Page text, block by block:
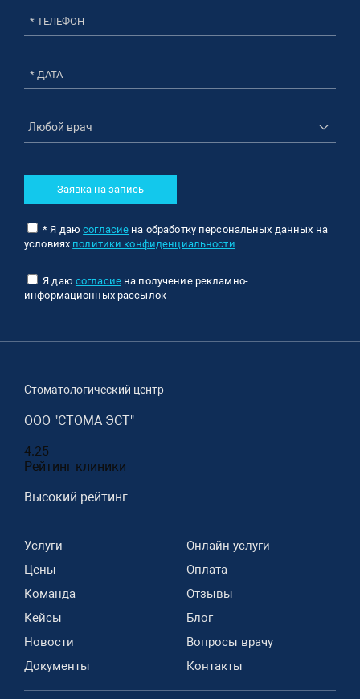
* ДАТА
Заявка на запись
* Я даюсогласие на обработку персональных данных на
условиях политики конфиденциальности
Я даю согласиена получение рекламно-
информационных рассылок
Стоматологический центр
ООО "СТОМА ЭСТ"
4.25
Рейтинг клиники
Высокий рейтинг
Услуги
Онлайн услуги
Цены
Оплата
Команда
Отзывы
Кейсы
Блог
Новости
Вопросы врачу
Документы
Контакты